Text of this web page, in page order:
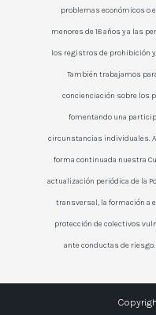
problemas económicos o
menores de 18 años y a las
los registros de prohibición
También trabajamos
concienciación sobre los
fomentando una
circunstancias individuales.
forma continuada nuestra
actualización periódica de la
transversal, la formación a
protección de colectivos
ante conductas de